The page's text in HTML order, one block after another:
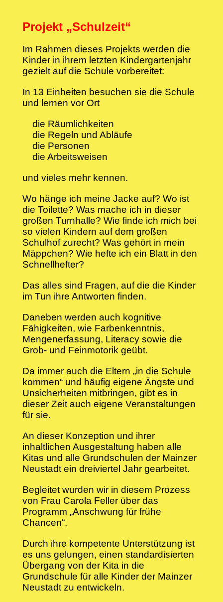
Projekt „Schulzeit“
Im Rahmen dieses Projekts werden die
Kinder in ihrem letzten Kindergartenjahr
gezielt auf die Schule vorbereitet:
In 13 Einheiten besuchen sie die Schule
und lernen vor Ort
die Räumlichkeiten
die Regeln und Abläufe
die Personen
die Arbeitsweisen
und vieles mehr kennen.
Wo hänge ich meine Jacke auf? Wo ist
die Toilette? Was mache ich in dieser
großen Turnhalle? Wie finde ich mich bei
so vielen Kindern auf dem großen
Schulhof zurecht? Was gehört in mein
Mäppchen? Wie hefte ich ein Blatt in den
Schnellhefter?
Das alles sind Fragen, auf die die Kinder
im Tun ihre Antworten finden.
Daneben werden auch kognitive
Fähigkeiten, wie Farbenkenntnis,
Mengenerfassung, Literacy sowie die
Grob- und Feinmotorik geübt.
Da immer auch die Eltern „in die Schule
kommen“ und häufig eigene Ängste und
Unsicherheiten mitbringen, gibt es in
dieser Zeit auch eigene Veranstaltungen
für sie.
An dieser Konzeption und ihrer
inhaltlichen Ausgestaltung haben alle
Kitas und alle Grundschulen der Mainzer
Neustadt ein dreiviertel Jahr gearbeitet.
Begleitet wurden wir in diesem Prozess
von Frau Carola Feller über das
Programm „Anschwung für frühe
Chancen“.
Durch ihre kompetente Unterstützung ist
es uns gelungen, einen standardisierten
Übergang von der Kita in die
Grundschule für alle Kinder der Mainzer
Neustadt zu entwickeln.